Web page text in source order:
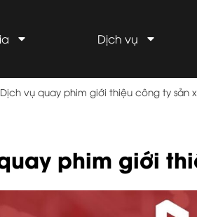
Dịch vụ
Dịch vụ quay phim giới thiệu công ty sản
phim giới